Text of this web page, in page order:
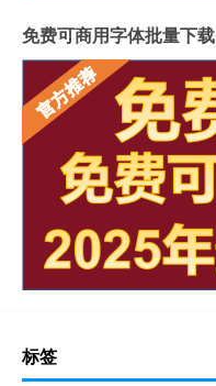
免费可商用字体批量下载
标签